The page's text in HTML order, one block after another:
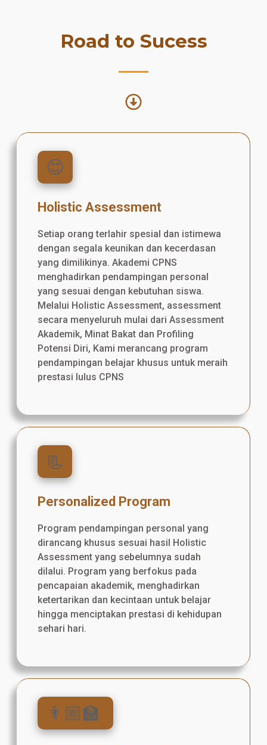
Road to Sucess
😊
Holistic Assessment
Setiap orang terlahir spesial dan istimewa
dengan segala keunikan dan kecerdasan
yang dimilikinya. Akademi CPNS
menghadirkan pendampingan personal
yang sesuai dengan kebutuhan siswa.
Melalui Holistic Assessment, assessment
secara menyeluruh mulai dari Assessment
Akademik, Minat Bakat dan Profiling
Potensi Diri, Kami merancang program
pendampingan belajar khusus untuk meraih
prestasi lulus CPNS
📃
Personalized Program
Program pendampingan personal yang
dirancang khusus sesuai hasil Holistic
Assessment yang sebelumnya sudah
dilalui. Program yang berfokus pada
pencapaian akademik, menghadirkan
ketertarikan dan kecintaan untuk belajar
hingga menciptakan prestasi di kehidupan
sehari hari.
👨🏼‍🏫